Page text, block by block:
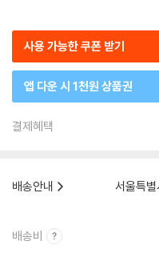
사용 가능한 쿠폰 받기
앱 다운 시 1천원 상품권
결제혜택
배송안내
서울특
배송비